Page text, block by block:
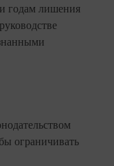
годам лишения
ограничивать